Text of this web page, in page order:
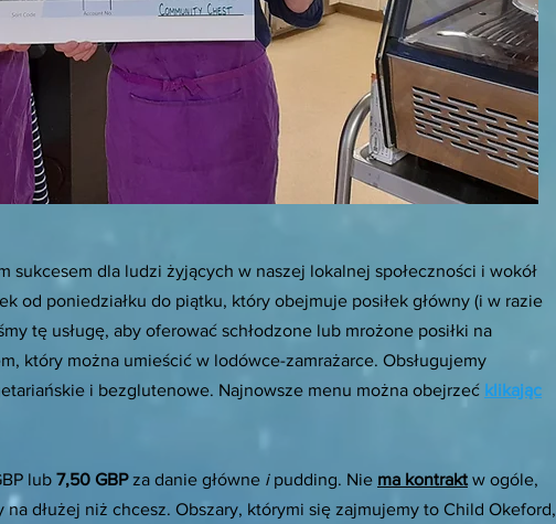
sukcesem dla ludzi żyjących w naszej lokalnej społeczności i wokół
od poniedziałku do piątku, który obejmuje posiłek główny (i w razie
tę usługę, aby oferować schłodzone lub mrożone posiłki na
który można umieścić w lodówce-zamrażarce. Obsługujemy
i bezglutenowe. Najnowsze menu można obejrzeć klikając
lub 7,50 GBPza danie główne ipudding. Nie ma kontrakt w ogóle,
dłużej niż chcesz. Obszary, którymi się zajmujemy to Child Okeford,